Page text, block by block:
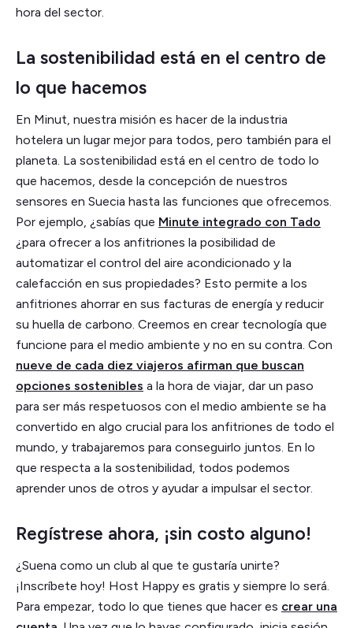
hora del sector.
La sostenibilidad está en el centro de
lo que hacemos
En Minut, nuestra misión es hacer de la industria
hotelera un lugar mejor para todos, pero también para el
planeta. La sostenibilidad está en el centro de todo lo
que hacemos, desde la concepción de nuestros
sensores en Suecia hasta las funciones que ofrecemos.
Por ejemplo, ¿sabías que Minute integrado con Tado
¿para ofrecer a los anfitriones la posibilidad de
automatizar el control del aire acondicionado y la
calefacción en sus propiedades? Esto permite a los
anfitriones ahorrar en sus facturas de energía y reducir
su huella de carbono. Creemos en crear tecnología que
funcione para el medio ambiente y no en su contra. Con
nueve de cada diez viajeros afirman que buscan
opciones sostenibles a la hora de viajar, dar un paso
para ser más respetuosos con el medio ambiente se ha
convertido en algo crucial para los anfitriones de todo el
mundo, y trabajaremos para conseguirlo juntos. En lo
que respecta a la sostenibilidad, todos podemos
aprender unos de otros y ayudar a impulsar el sector.
Regístrese ahora, ¡sin costo alguno!
¿Suena como un club al que te gustaría unirte?
¡Inscríbete hoy! Host Happy es gratis y siempre lo será.
Para empezar, todo lo que tienes que hacer es crear una